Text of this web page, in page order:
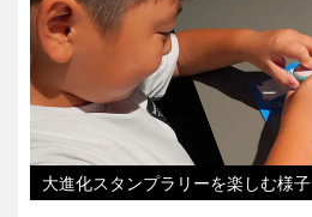
大進化スタンプラリーを楽しむ様子